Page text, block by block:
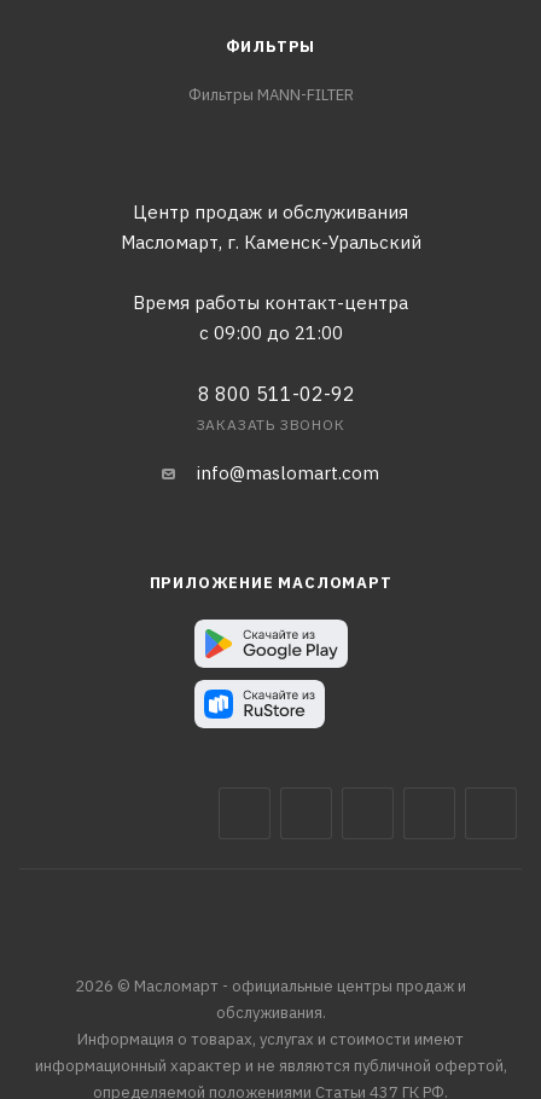
ФИЛЬТРЫ
Фильтры MANN-FILTER
Центр продаж и обслуживания
Масломарт, г. Каменск-Уральский
Время работы контакт-центра
с 09:00 до 21:00
8 800 511-02-92
ЗАКАЗАТЬ ЗВОНОК
info@maslomart.com
ПРИЛОЖЕНИЕ МАСЛОМАРТ
2026 © Масломарт - официальные центры продаж и
обслуживания.
Информация о товарах, услугах и стоимости имеют
информационный характер и не являются публичной офертой,
определяемой положениями Статьи 437 ГК РФ.